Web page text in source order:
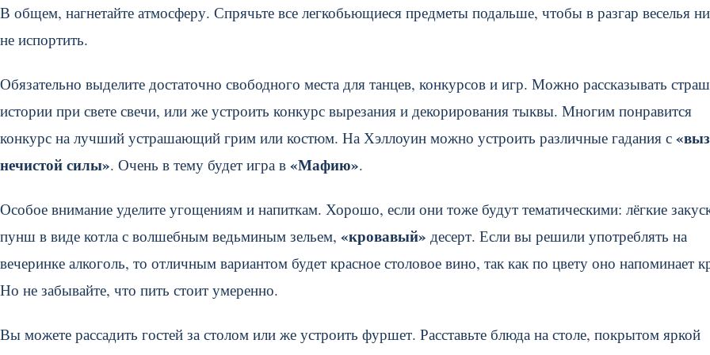
В общем, нагнетайте атмосферу. Спрячьте все легкобьющиеся предметы подальше, чтобы в разгар веселья
не испортить.
Обязательно выделите достаточно свободного места для танцев, конкурсов и игр. Можно рассказывать
истории при свете свечи, или же устроить конкурс вырезания и декорирования тыквы. Многим понравится
конкурс на лучший устрашающий грим или костюм. На Хэллоуин можно устроить различные гадания с
нечистой силы». Очень в тему будет игра в «Мафию».
Особое внимание уделите угощениям и напиткам. Хорошо, если они тоже будут тематическими: лёгкие
пунш в виде котла с волшебным ведьминым зельем, «кровавый» десерт. Если вы решили употреблять на
вечеринке алкоголь, то отличным вариантом будет красное столовое вино, так как по цвету оно напоминает
Но не забывайте, что пить стоит умеренно.
Вы можете рассадить гостей за столом или же устроить фуршет. Расставьте блюда на столе, покрытом яркой